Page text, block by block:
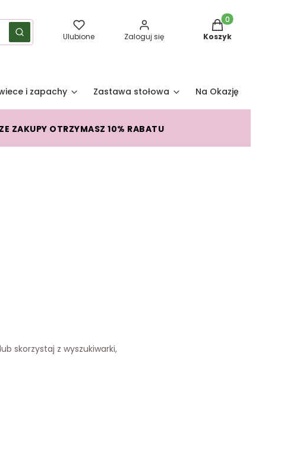
Szukaj Ulubione Zaloguj się
Produkty w
Koszyk
i zapachy Zastawa stołowa Na Okazję
ZAKUPY OTRZYMASZ 10% RABATU
skorzystaj z wyszukiwarki,